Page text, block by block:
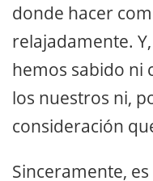
donde hacer
relajadamente.
hemos sabido ni
los nuestros ni,
consideración
Sinceramente,